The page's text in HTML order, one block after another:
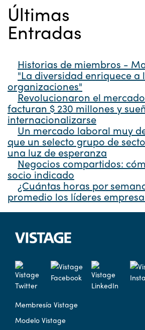
Últimas
Entradas
Historias de miembros -
"La diversidad enriquece a
organizaciones"
Revolucionaron el
facturan $ 230 millones y
internacionalizarse
Un mercado laboral muy
que un selecto grupo de
una luz de esperanza
Negocios compartidos:
socio indicado
¿Cuántas horas por
promedio los líderes
Membresía Vistage
Modelo Vistage